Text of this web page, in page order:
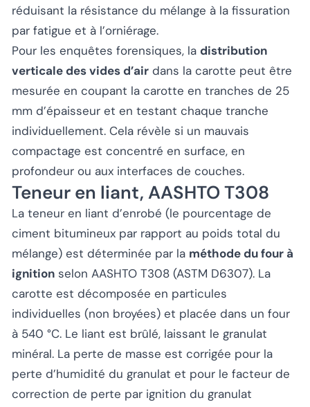
réduisant la résistance du mélange à la fissuration
par fatigue et à l’orniérage.
Pour les enquêtes forensiques, la distribution
verticale des vides d’air dans la carotte peut être
mesurée en coupant la carotte en tranches de 25
mm d’épaisseur et en testant chaque tranche
individuellement. Cela révèle si un mauvais
compactage est concentré en surface, en
profondeur ou aux interfaces de couches.
Teneur en liant, AASHTO T308
La teneur en liant d’enrobé (le pourcentage de
ciment bitumineux par rapport au poids total du
mélange) est déterminée par la méthode du four à
ignition selon AASHTO T308 (ASTM D6307). La
carotte est décomposée en particules
individuelles (non broyées) et placée dans un four
à 540 °C. Le liant est brûlé, laissant le granulat
minéral. La perte de masse est corrigée pour la
perte d’humidité du granulat et pour le facteur de
correction de perte par ignition du granulat